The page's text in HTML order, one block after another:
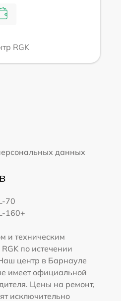
RGK
данных
70
160+
и техническим
по истечении
центр в Барнауле
имеет официальной
Цены на ремонт,
исключительно